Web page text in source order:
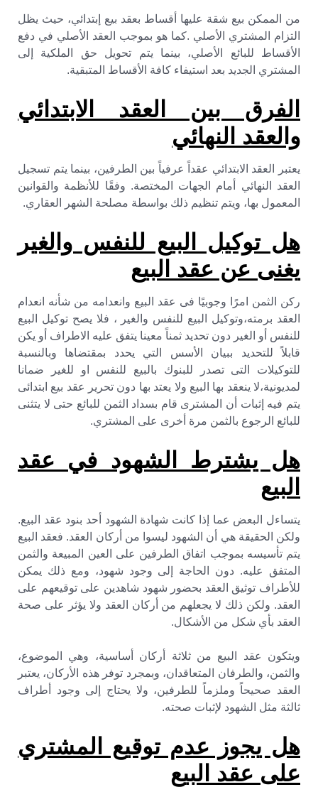
من الممكن بيع شقة عليها أقساط بعقد بيع إبتدائي، حيث يظل
التزام المشتري الأصلي .كما هو بموجب العقد الأصلي في دفع
الأقساط للبائع الأصلي، بينما يتم تحويل حق الملكية إلى
المشتري الجديد بعد استيفاء كافة الأقساط المتبقية.
الفرق بين العقد الابتدائي
والعقد النهائي
يعتبر العقد الابتدائي عقداً عرفياً بين الطرفين، بينما يتم تسجيل
العقد النهائي أمام الجهات المختصة. وفقًا للأنظمة والقوانين
المعمول بها، ويتم تنظيم ذلك بواسطة مصلحة الشهر العقاري.
هل توكيل البيع للنفس والغير
يغنى عن عقد البيع
ركن الثمن امرًا وجوبيًا فى عقد البيع وانعدامه من شأنه انعدام
العقد برمته،وتوكيل البيع للنفس والغير ، فلا يصح توكيل البيع
للنفس أو الغير دون تحديد ثمناً معينا يتفق عليه الاطراف أو يكن
قابلاً للتحديد ببيان الأسس التي يحدد بمقتضاها وبالنسبة
للتوكيلات التى تصدر للبنوك بالبيع للنفس او للغير ضمانا
لمديونية،لا ينعقد بها البيع ولا يعتد بها دون تحرير عقد بيع ابتدائى
يتم فيه إثبات أن المشترى قام بسداد الثمن للبائع حتى لا يتثنى
للبائع الرجوع بالثمن مرة أخرى على المشتري.
هل يشترط الشهود في عقد
البيع
يتساءل البعض عما إذا كانت شهادة الشهود أحد بنود عقد البيع.
ولكن الحقيقة هي أن الشهود ليسوا من أركان العقد. فعقد البيع
يتم تأسيسه بموجب اتفاق الطرفين على العين المبيعة والثمن
المتفق عليه. دون الحاجة إلى وجود شهود، ومع ذلك يمكن
للأطراف توثيق العقد بحضور شهود شاهدين على توقيعهم على
العقد. ولكن ذلك لا يجعلهم من أركان العقد ولا يؤثر على صحة
العقد بأي شكل من الأشكال.
ويتكون عقد البيع من ثلاثة أركان أساسية، وهي الموضوع،
والثمن، والطرفان المتعاقدان، وبمجرد توفر هذه الأركان، يعتبر
العقد صحيحاً وملزماً للطرفين، ولا يحتاج إلى وجود أطراف
ثالثة مثل الشهود لإثبات صحته.
هل يجوز عدم توقيع المشتري
على عقد البيع